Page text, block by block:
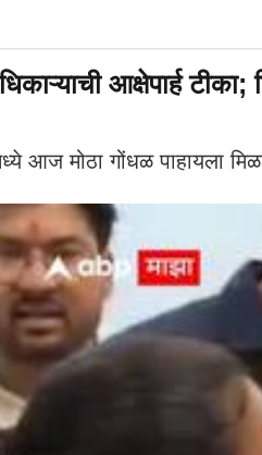
आक्षेपार्ह टीका;
आज मोठा गोंधळ पाहायला